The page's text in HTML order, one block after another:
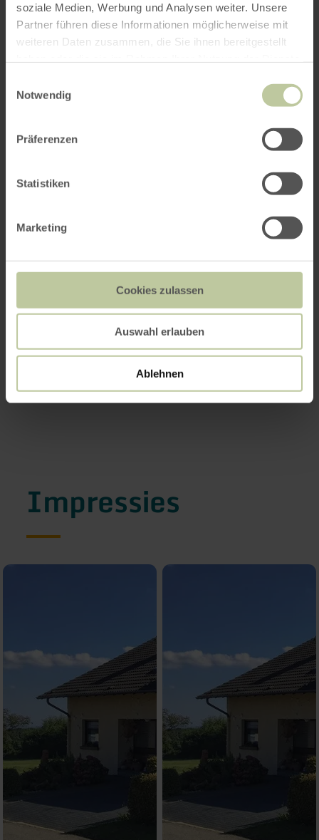
soziale Medien, Werbung und Analysen weiter. Unsere
Partner führen diese Informationen möglicherweise mit
weiteren Daten zusammen, die Sie ihnen bereitgestellt
Notwendig
Präferenzen
Statistiken
Marketing
Cookies zulassen
Auswahl erlauben
Ablehnen
Impressies